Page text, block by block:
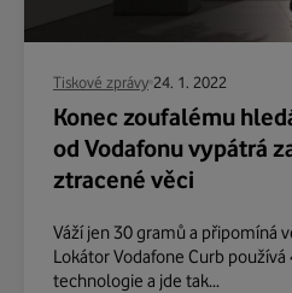
Tiskové zprávy 24. 1. 2022
Konec zoufalému
od Vodafonu vypátrá
ztracené věci
Váží jen 30 gramů a připomíná
Lokátor Vodafone Curb
technologie a jde tak...